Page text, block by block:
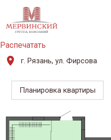
Распечатать
г. Рязань, ул. Фирсова
Планировка квартиры